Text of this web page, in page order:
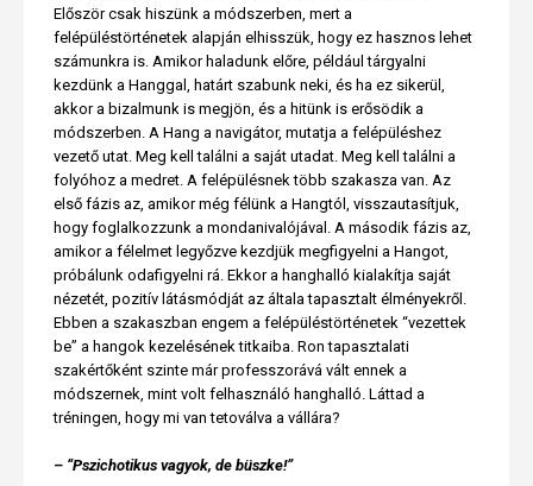
Először csak hiszünk a módszerben, mert a
felépüléstörténetek alapján elhisszük, hogy ez hasznos lehet
számunkra is. Amikor haladunk előre, például tárgyalni
kezdünk a Hanggal, határt szabunk neki, és ha ez sikerül,
akkor a bizalmunk is megjön, és a hitünk is erősödik a
módszerben. A Hang a navigátor, mutatja a felépüléshez
vezető utat. Meg kell találni a saját utadat. Meg kell találni a
folyóhoz a medret. A felépülésnek több szakasza van. Az
első fázis az, amikor még félünk a Hangtól, visszautasítjuk,
hogy foglalkozzunk a mondanivalójával. A második fázis az,
amikor a félelmet legyőzve kezdjük megfigyelni a Hangot,
próbálunk odafigyelni rá. Ekkor a hanghalló kialakítja saját
nézetét, pozitív látásmódját az általa tapasztalt élményekről.
Ebben a szakaszban engem a felépüléstörténetek “vezettek
be” a hangok kezelésének titkaiba. Ron tapasztalati
szakértőként szinte már professzorává vált ennek a
módszernek, mint volt felhasználó hanghalló. Láttad a
tréningen, hogy mi van tetoválva a vállára?
– “Pszichotikus vagyok, de büszke!”